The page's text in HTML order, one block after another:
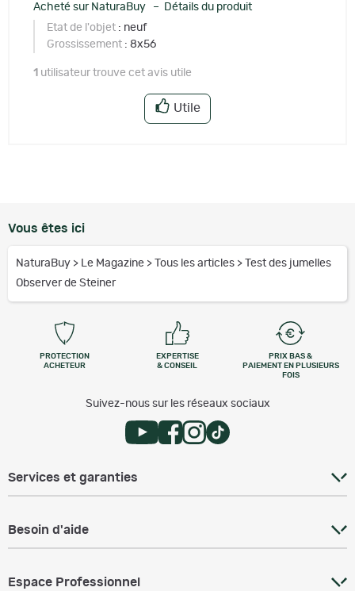
Acheté sur NaturaBuy – Détails du produit
Etat de l'objet : neuf
Grossissement : 8x56
1 utilisateur trouve cet avis utile
Utile
Vous êtes ici
NaturaBuy > Le Magazine > Tous les articles >
Test des jumelles
Observer de Steiner
PROTECTION
ACHETEUR
EXPERTISE
& CONSEIL
PRIX BAS &
PAIEMENT EN PLUSIEURS
FOIS
Suivez-nous sur les réseaux sociaux
Services et garanties
Besoin d'aide
Espace Professionnel